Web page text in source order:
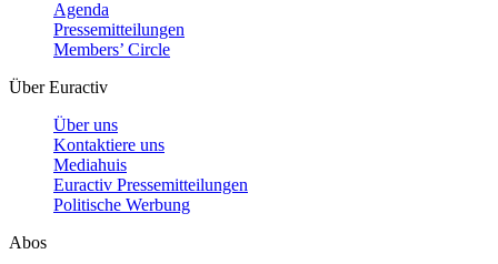
Agenda
Pressemitteilungen
Members’ Circle
Über Euractiv
Über uns
Kontaktiere uns
Mediahuis
Euractiv Pressemitteilungen
Politische Werbung
Abos